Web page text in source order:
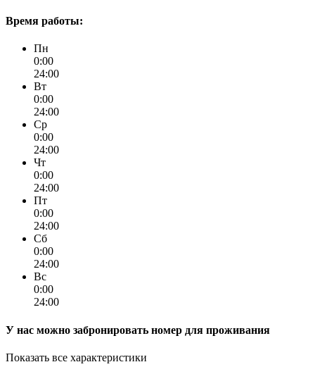
Время работы:
Пн
0:00
24:00
Вт
0:00
24:00
Ср
0:00
24:00
Чт
0:00
24:00
Пт
0:00
24:00
Сб
0:00
24:00
Вс
0:00
24:00
У нас можно забронировать номер для проживания
Показать все характеристики